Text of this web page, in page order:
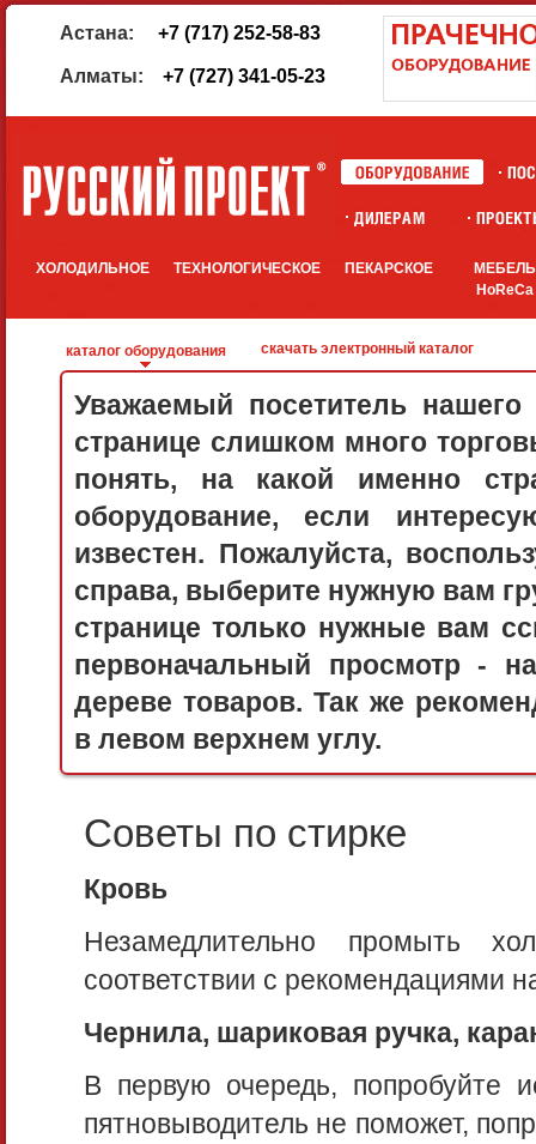
Астана: +7 (717) 252-58-83
Алматы: +7 (727) 341-05-23
ХОЛОДИЛЬНОЕ ТЕХНОЛОГИЧЕСКОЕ ПЕКАРСКОЕ
МЕБЕЛЬ
HoReCa
каталог оборудования скачать электронный каталог
Уважаемый посетитель
странице слишком много
понять, на какой именно
оборудование, если
известен. Пожалуйста,
справа, выберите нужную вам
странице только нужные вам
первоначальный просмотр -
дереве товаров. Так же
в левом верхнем углу.
Советы по стирке
Кровь
Незамедлительно промыть
соответствии с рекомендациями
Чернила, шариковая ручка,
В первую очередь, попробуйте
пятновыводитель не поможет,